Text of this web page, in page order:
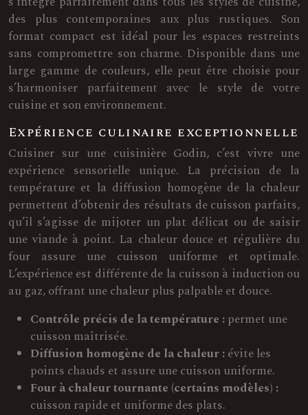
des plus contemporaines aux plus rustiques. Son
format compact est idéal pour les espaces restreints
sans compromettre son charme. Disponible dans une
large gamme de couleurs, elle peut être choisie pour
s’harmoniser parfaitement avec le style de votre
cuisine et son environnement.
Expérience culinaire exceptionnelle
Cuisiner sur une cuisinière Godin, c’est vivre une
expérience sensorielle unique. La précision de la
température et la diffusion homogène de la chaleur
permettent d’obtenir des résultats de cuisson parfaits,
qu’il s’agisse de mijoter un plat délicat ou de saisir
une viande à point. La chaleur douce et régulière du
four assure une cuisson uniforme et optimale.
L’expérience est différente de la cuisson à induction ou
au gaz, offrant une chaleur plus palpable et douce.
Contrôle précis de la température :permet une
cuisson maîtrisée.
Diffusion homogène de la chaleur :évite les
points chauds et assure une cuisson uniforme.
Four à chaleur tournante (certains modèles) :
cuisson rapide et uniforme des plats.